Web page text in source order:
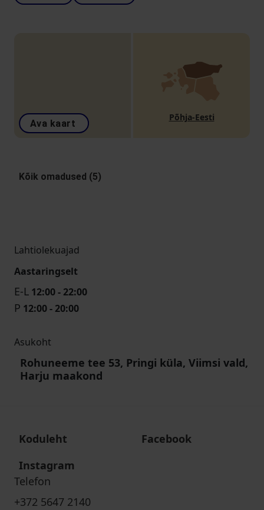
Ava kaart
Põhja-Eesti
Kõik omadused (5)
Lahtiolekuajad
Aastaringselt
E-L 12:00 - 22:00
P 12:00 - 20:00
Asukoht
Rohuneeme tee 53, Pringi küla, Viimsi vald,
Harju maakond
Koduleht
Facebook
Instagram
Telefon
+372 5647 2140